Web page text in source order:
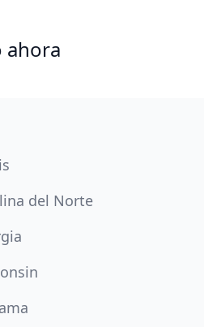
ahora
del Norte